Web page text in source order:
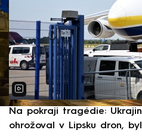
Na pokraji tragédie:
ohrožoval v Lipsku dron,